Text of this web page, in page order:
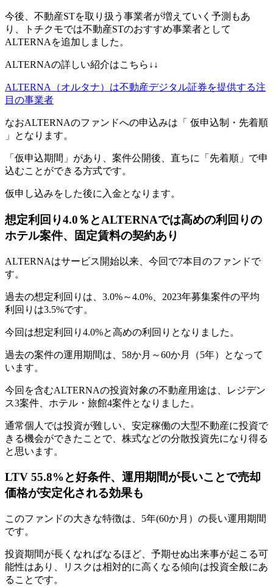
今後、不動産STを取り扱う事業者が増えていく予測もあ
り、トチクモでは不動産STのおすすめ事業者として
ALTERNAを追加しました。
ALTERNAの詳しい紹介はこちら↓↓
ALTERNA（オルタナ）は不動産デジタル証券を提供する注
目の事業者
なおALTERNAのファンドへの申込みは「 仮申込制・先着順
」となります。
「仮申込期間」があり、案件公開後、直ちに「先着順」で申
込むことができる方式です。
仮申し込みをした後に入金となります。
想定利回り4.0％とALTERNAでは高めの利回りの
ホテル案件、固定賃料の契約あり
ALTERNAはサービス開始以来、今回で7本目のファンドで
す。
過去の想定利回りは、3.0%～4.0%、2023年募集案件の平均
利回りは3.5%です。
今回は想定利回り4.0%と高めの利回りとなりました。
過去の案件の運用期間は、58か月～60か月（5年）となって
います。
今回を含むALTERNAの投資対象の不動産用途は、レジデン
ス3案件、ホテル・旅館4案件となりました。
通常個人では投資が難しい、安定稼働の大型不動産に投資で
きる機会ができたことで、株式などの分散投資先になり得る
と思います。
LTV 55.8%と好条件、運用期間が長いことで売却
価格が安定化される効果も
このファンドの大きな特徴は、5年(60か月）の長い運用期間
です。
投資期間が長くなればなるほど、予期せぬ出来事が起こる可
能性はあり、リスクは相対的に高くなる傾向は投資全般にあ
ることです。